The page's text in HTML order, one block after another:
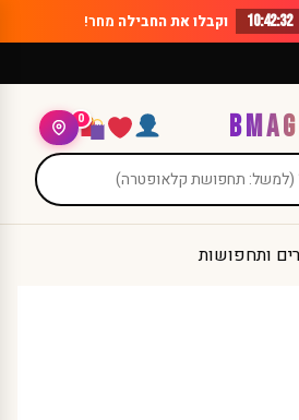
10:42:32 וקבלו את החבילה מחר!
0
ותחפושות